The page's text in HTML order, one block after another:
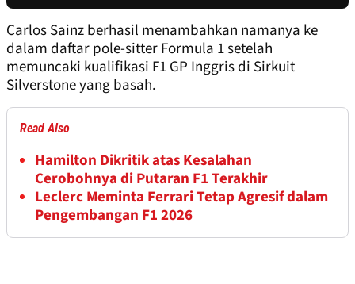
Carlos Sainz berhasil menambahkan namanya ke
dalam daftar pole-sitter Formula 1 setelah
memuncaki kualifikasi F1 GP Inggris di Sirkuit
Silverstone yang basah.
Read Also
Hamilton Dikritik atas Kesalahan
Cerobohnya di Putaran F1 Terakhir
Leclerc Meminta Ferrari Tetap Agresif dalam
Pengembangan F1 2026